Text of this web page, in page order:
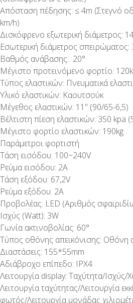
Απόσταση πέδησης: ≤ 4m (Στεγνό
km/h)
Δισκόφρενο εξωτερική διάμετρος:
Εσωτερική διάμετρος σπειρώματος:
Βαθμός ανάβασης: 20°
Μέγιστο προτεινόμενο φορτίο:
Τύπος ελαστικών: Πνευματικά
Υλικό ελαστικών: Καουτσούκ
Μέγεθος ελαστικών: 11" (90/65-6,5)
Βέλτιστη πίεση ελαστικών: 350 kpa
Μέγιστο φορτίο ελαστικών: 190kg
Παράμετροι φορτιστή
Τάση εισόδου: 100~240V
Ρεύμα εισόδου: 2Α
Τάση εξόδου: 67,2V
Ρεύμα εξόδου: 2Α
Προβολέας: LED (Αριθμός
Ισχύς (Watt): 3W
Γωνία ακτινοβολίας: 60°
Τύπος οθόνης απεικόνισης: Οθόνη
Διαστάσεις: 155*55mm
Αδιάβροχο επίπεδο: IPX4
Λειτουργία display: Ταχύτητα/
Λειτουργία ταχύτητας/Λειτουργία
φωτός/Λειτουργία μονάδας